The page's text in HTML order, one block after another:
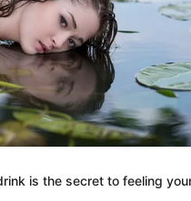
(foto: babacheap)
yang polos warna
warna dengan
is the secret to feeling